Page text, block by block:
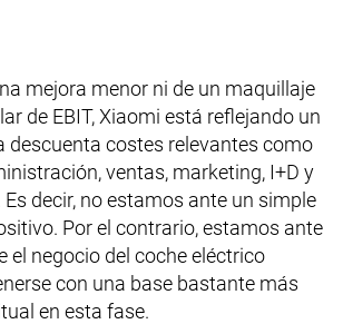
mejora menor ni de un maquillaje
de EBIT, Xiaomi está reflejando un
descuenta costes relevantes como
ventas, marketing, I+D y
decir, no estamos ante un simple
Por el contrario, estamos ante
el negocio del coche eléctrico
con una base bastante más
en esta fase.